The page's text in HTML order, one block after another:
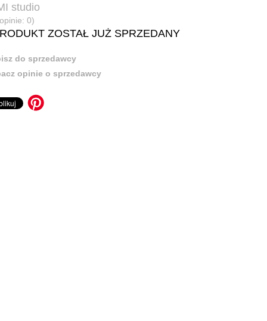
studio
0)
ZOSTAŁ JUŻ SPRZEDANY
do sprzedawcy
opinie o sprzedawcy